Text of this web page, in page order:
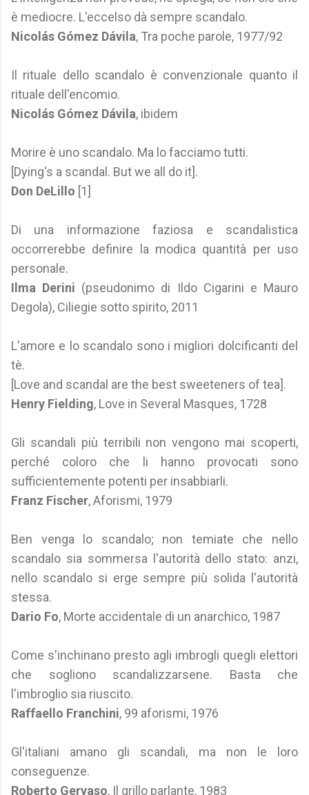
è mediocre. L'eccelso dà sempre scandalo.
Nicolás Gómez Dávila, Tra poche parole, 1977/92
Il rituale dello scandalo è convenzionale quanto il
rituale dell'encomio.
Nicolás Gómez Dávila, ibidem
Morire è uno scandalo. Ma lo facciamo tutti.
[Dying's a scandal. But we all do it].
Don DeLillo [1]
Di una informazione faziosa e scandalistica
occorrerebbe definire la modica quantità per uso
personale.
Ilma Derini (pseudonimo di Ildo Cigarini e Mauro
Degola), Ciliegie sotto spirito, 2011
L'amore e lo scandalo sono i migliori dolcificanti del
tè.
[Love and scandal are the best sweeteners of tea].
Henry Fielding, Love in Several Masques, 1728
Gli scandali più terribili non vengono mai scoperti,
perché coloro che li hanno provocati sono
sufficientemente potenti per insabbiarli.
Franz Fischer, Aforismi, 1979
Ben venga lo scandalo; non temiate che nello
scandalo sia sommersa l'autorità dello stato: anzi,
nello scandalo si erge sempre più solida l'autorità
stessa.
Dario Fo, Morte accidentale di un anarchico, 1987
Come s'inchinano presto agli imbrogli quegli elettori
che sogliono scandalizzarsene. Basta che
l'imbroglio sia riuscito.
Raffaello Franchini, 99 aforismi, 1976
Gl'italiani amano gli scandali, ma non le loro
conseguenze.
Roberto Gervaso, Il grillo parlante, 1983